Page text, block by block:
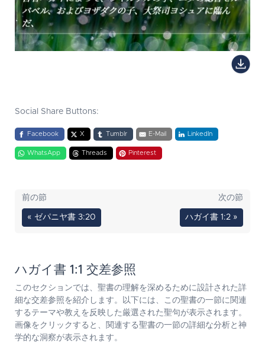
Social Share Buttons:
Facebook X Tumblr E-Mail LinkedIn
WhatsApp Threads Pinterest
前の節
« ゼパニヤ書 3:20
次の節
ハガイ書 1:2 »
ハガイ書 1:1 交差参照
このセクションでは、聖書の理解を深めるために設計された詳
細な交差参照を紹介します。以下には、この聖書の一節に関連
するテーマや教えを反映した厳選された聖句が表示されます。
画像をクリックすると、関連する聖書の一節の詳細な分析と神
学的な洞察が表示されます。